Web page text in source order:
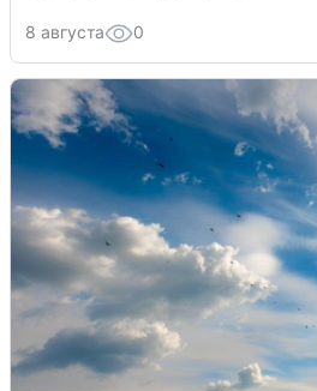
8 августа 0